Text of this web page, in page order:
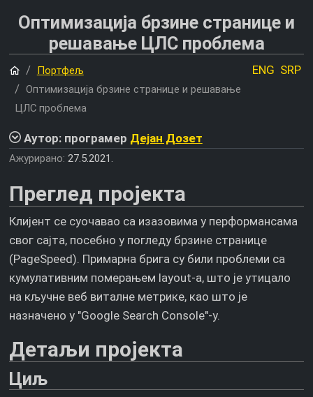
Оптимизација брзине странице и
решавање ЦЛС проблема
Почетна
Портфељ
Оптимизација брзине странице и решавање
ЦЛС проблема
ENG SRP
Аутор: програмер Дејан Дозет
Ажурирано: 27.5.2021.
Преглед пројекта
Клијент се суочавао са изазовима у перформансама
свог сајта, посебно у погледу брзине странице
(PageSpeed). Примарна брига су били проблеми са
кумулативним померањем layout-а, што је утицало
на кључне веб виталне метрике, као што је
назначено у "Google Search Console"-у.
Детаљи пројекта
Циљ